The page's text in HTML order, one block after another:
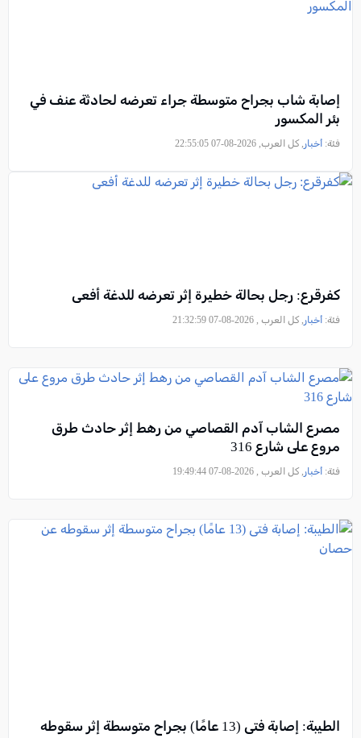
إصابة شاب بجراح متوسطة جراء تعرضه لحادثة عنف في
بئر المكسور
فئة: أخبار , كل العرب, 2026-08-07 22:55:05
كفرقرع: رجل بحالة خطيرة إثر تعرضه للدغة أفعى
فئة: أخبار , كل العرب , 2026-08-07 21:32:59
مصرع الشاب آدم القصاصي من رهط إثر حادث طرق
مروع على شارع 316
فئة: أخبار , كل العرب , 2026-08-07 19:49:44
الطيبة: إصابة فتى (13 عامًا) بجراح متوسطة إثر سقوطه